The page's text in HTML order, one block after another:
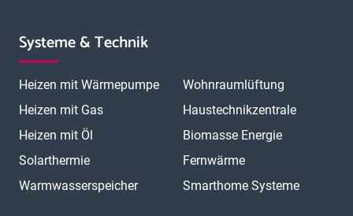
Systeme & Technik
Heizen mit Wärmepumpe
Heizen mit Gas
Heizen mit Öl
Solarthermie
Warmwasserspeicher
Wohnraumlüftung
Haustechnikzentrale
Biomasse Energie
Fernwärme
Smarthome Systeme